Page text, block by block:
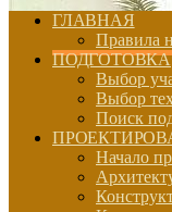
ГЛАВНАЯ
Правила
ПОДГОТОВКА
Выбор
Выбор
Поиск
Начало